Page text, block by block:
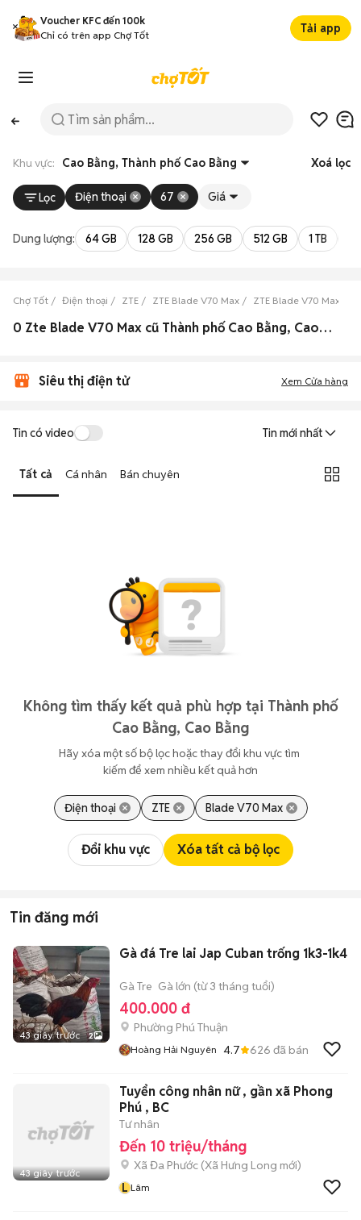
Voucher KFC đến 100k
Chỉ có trên app Chợ Tốt
Tải app
Khu vực: Cao Bằng, Thành phố Cao Bằng Xoá lọc
Lọc Điện thoại 67 Giá
Dung lượng: 64 GB 128 GB 256 GB 512 GB 1 TB
Chợ Tốt Điện thoại ZTE ZTE Blade V70 Max ZTE Blade V70 Max
0 Zte Blade V70 Max cũ Thành phố Cao Bằng, Cao Bằng đẹp
Siêu thị điện tử Xem Cửa hàng
Tin có video Tin mới nhất
Tất cả Cá nhân Bán chuyên
Không tìm thấy kết quả phù hợp tại Thành phố
Cao Bằng, Cao Bằng
Hãy xóa một số bộ lọc hoặc thay đổi khu vực tìm
kiếm để xem nhiều kết quả hơn
Điện thoại ZTE Blade V70 Max
Đổi khu vực Xóa tất cả bộ lọc
Tin đăng mới
43 giây trước 2
Gà đá Tre lai Jap Cuban trống 1k3-1k4
Gà Tre Gà lớn (từ 3 tháng tuổi)
400.000 đ
Phường Phú Thuận
Hoàng Hải Nguyên 4.7 626 đã bán
43 giây trước
Tuyển công nhân nữ , gần xã Phong
Phú , BC
Tư nhân
Đến 10 triệu/tháng
Xã Đa Phước (Xã Hưng Long mới)
L Lâm